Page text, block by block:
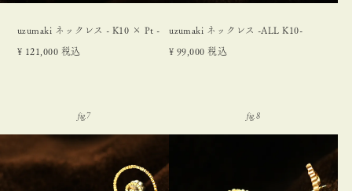
uzumaki ネックレス - K10 × Pt -
¥ 121,000 税込
uzumaki ネックレス -ALL K10-
¥ 99,000 税込